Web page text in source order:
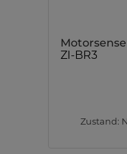
ZI-BR3
Zustand: